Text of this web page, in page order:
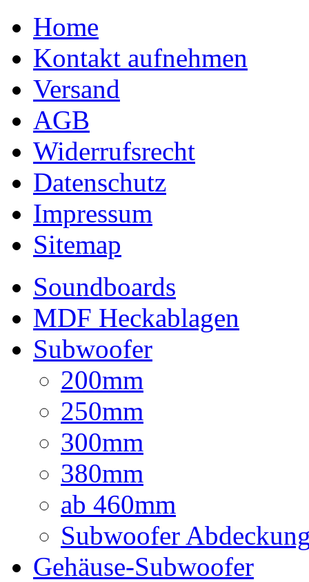
Home
Kontakt aufnehmen
Versand
AGB
Widerrufsrecht
Datenschutz
Impressum
Sitemap
Soundboards
MDF Heckablagen
Subwoofer
200mm
250mm
300mm
380mm
ab 460mm
Subwoofer
Gehäuse-Subwoofer